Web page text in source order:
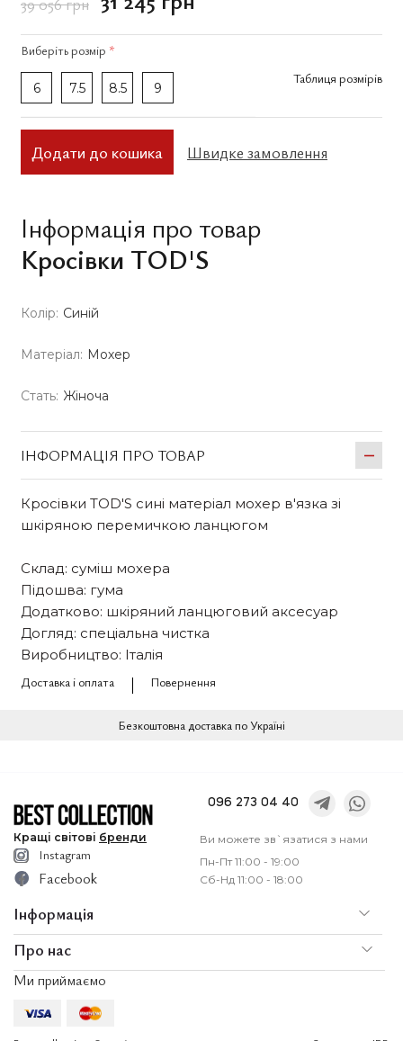
Виберіть розмір *
6 7.5 8.5 9
Таблиця розмірів
Додати до кошика Швидке замовлення
Інформація про товар
Кросівки TOD'S
Колір: Синій
Матеріал: Мохер
Стать: Жіноча
ІНФОРМАЦІЯ ПРО ТОВАР
Кросівки TOD'S сині матеріал мохер в'язка зі
шкіряною перемичкою ланцюгом
Склад: суміш мохера
Підошва: гума
Додатково: шкіряний ланцюговий аксесуар
Догляд: спеціальна чистка
Виробництво: Італія
Доставка і оплата
Повернення
Безкоштовна доставка по Україні
Кращі світові бренди
096 273 04 40
Ви можете зв`язатися з нами
Пн-Пт 11:00 - 19:00
Сб-Нд 11:00 - 18:00
Про нас
Послуги
Інформація
Доставка і оплата
Instagram
Facebook
Ми приймаємо